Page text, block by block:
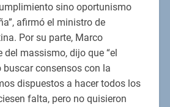
sino oportunismo
afirmó el ministro de
Por su parte, Marco
del massismo, dijo que “el
buscar consensos con la
dispuestos a hacer todos los
falta, pero no quisieron